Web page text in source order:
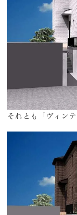
それとも「ヴィン